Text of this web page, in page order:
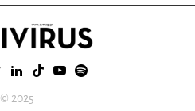
© 2025